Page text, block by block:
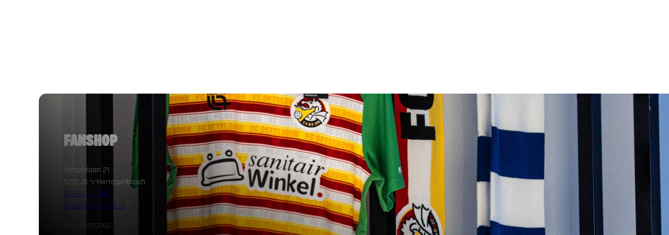
FANSHOP
Victorialaan 21
5213 JG ‘s-Hertogenbosch
073 64 64 700
info@fcdenbosch.nl
KvK: 40220260